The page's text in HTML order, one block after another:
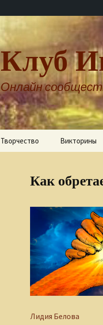
Клуб
Онлайн
Творчество
Александр Бернгардт
Александр Шпренгер
Алеся Борисюк
Андрей Плетенчук
Валерий Гусаров
Валентина Мельникова
Валентина Мешкова
Викторины
Как
Лидия Белова